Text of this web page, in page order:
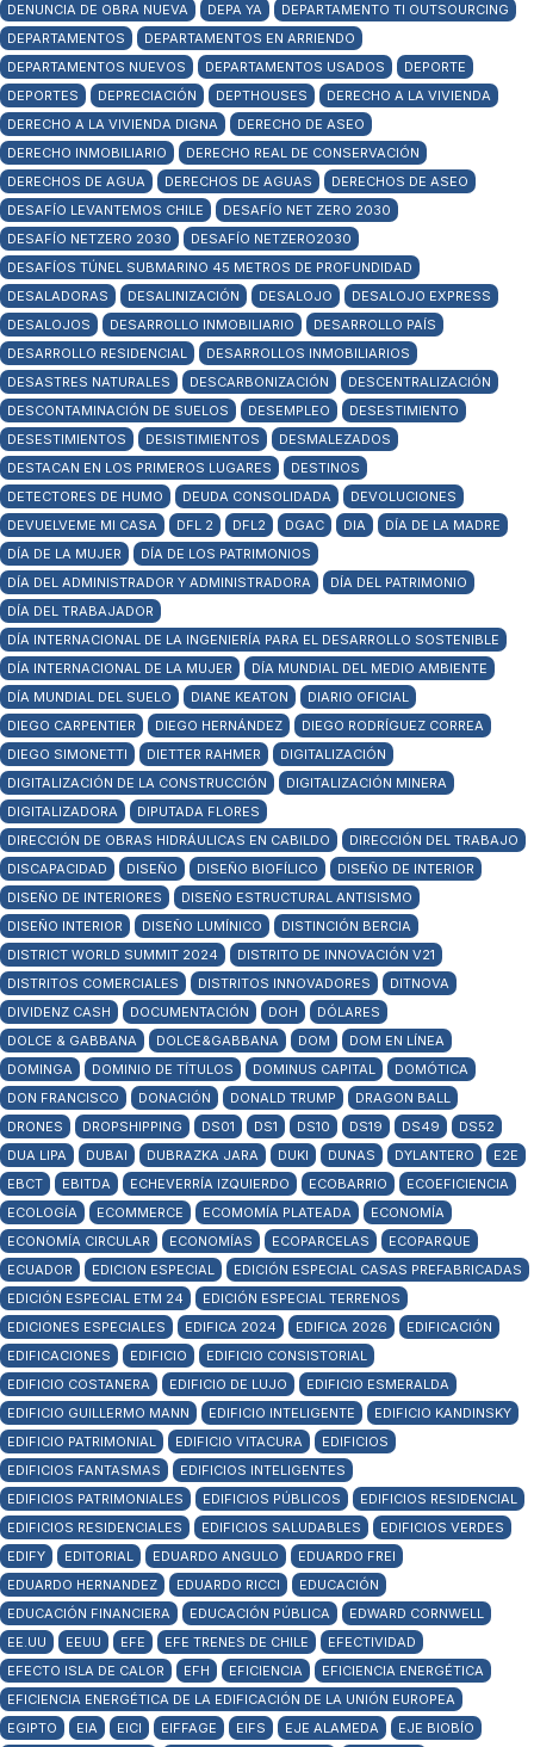
DENUNCIA DE OBRA NUEVA
DEPA YA
DEPARTAMENTO TI OUTSOURCING
DEPARTAMENTOS
DEPARTAMENTOS EN ARRIENDO
DEPARTAMENTOS NUEVOS
DEPARTAMENTOS USADOS
DEPORTE
DEPORTES
DEPRECIACIÓN DEPTHOUSES
DERECHO A LA VIVIENDA
DERECHO A LA VIVIENDA DIGNA
DERECHO DE ASEO
DERECHO INMOBILIARIO
DERECHO REAL DE CONSERVACIÓN
DERECHOS DE AGUA
DERECHOS DE AGUAS
DERECHOS DE ASEO
DESAFÍO LEVANTEMOS CHILE
DESAFÍO NET ZERO 2030
DESAFÍO NETZERO 2030
DESAFÍO NETZERO2030
DESAFÍOS TÚNEL SUBMARINO 45 METROS DE PROFUNDIDAD
DESALADORAS
DESALINIZACIÓN DESALOJO
DESALOJO EXPRESS
DESALOJOS
DESARROLLO INMOBILIARIO
DESARROLLO PAÍS
DESARROLLO RESIDENCIAL
DESARROLLOS INMOBILIARIOS
DESASTRES NATURALES
DESCARBONIZACIÓN
DESCENTRALIZACIÓN
DESCONTAMINACIÓN DE SUELOS
DESEMPLEO
DESESTIMIENTO
DESESTIMIENTOS
DESISTIMIENTOS
DESMALEZADOS
DESTACAN EN LOS PRIMEROS LUGARES
DESTINOS
DETECTORES DE HUMO
DEUDA CONSOLIDADA
DEVOLUCIONES
DEVUELVEME MI CASA
DFL 2 DFL2 DGAC DIA
DÍA DE LA MADRE
DÍA DE LA MUJER
DÍA DE LOS PATRIMONIOS
DÍA DEL ADMINISTRADOR Y ADMINISTRADORA
DÍA DEL PATRIMONIO
DÍA DEL TRABAJADOR
DÍA INTERNACIONAL DE LA INGENIERÍA PARA EL DESARROLLO SOSTENIBLE
DÍA INTERNACIONAL DE LA MUJER
DÍA MUNDIAL DEL MEDIO AMBIENTE
DÍA MUNDIAL DEL SUELO
DIANE KEATON
DIARIO OFICIAL
DIEGO CARPENTIER
DIEGO HERNÁNDEZ
DIEGO RODRÍGUEZ CORREA
DIEGO SIMONETTI
DIETTER RAHMER
DIGITALIZACIÓN
DIGITALIZACIÓN DE LA CONSTRUCCIÓN
DIGITALIZACIÓN MINERA
DIGITALIZADORA
DIPUTADA FLORES
DIRECCIÓN DE OBRAS HIDRÁULICAS EN CABILDO
DIRECCIÓN DEL TRABAJO
DISCAPACIDAD
DISEÑO DISEÑO BIOFÍLICO
DISEÑO DE INTERIOR
DISEÑO DE INTERIORES
DISEÑO ESTRUCTURAL ANTISISMO
DISEÑO INTERIOR
DISEÑO LUMÍNICO
DISTINCIÓN BERCIA
DISTRICT WORLD SUMMIT 2024
DISTRITO DE INNOVACIÓN V21
DISTRITOS COMERCIALES
DISTRITOS INNOVADORES
DITNOVA
DIVIDENZ CASH
DOCUMENTACIÓN DOH
DÓLARES
DOLCE & GABBANA
DOLCE&GABBANA DOM
DOM EN LÍNEA
DOMINGA
DOMINIO DE TÍTULOS DOMINUS CAPITAL
DOMÓTICA
DON FRANCISCO
DONACIÓN DONALD TRUMP
DRAGON BALL
DRONES
DROPSHIPPING DS01 DS1 DS10 DS19 DS49
DS52
DUA LIPA
DUBAI DUBRAZKA JARA DUKI DUNAS DYLANTERO
E2E
EBCT
EBITDA ECHEVERRÍA IZQUIERDO ECOBARRIO
ECOEFICIENCIA
ECOLOGÍA
ECOMMERCE ECOMOMÍA PLATEADA
ECONOMÍA
ECONOMÍA CIRCULAR
ECONOMÍAS ECOPARCELAS
ECOPARQUE
ECUADOR
EDICION ESPECIAL
EDICIÓN ESPECIAL CASAS PREFABRICADAS
EDICIÓN ESPECIAL ETM 24
EDICIÓN ESPECIAL TERRENOS
EDICIONES ESPECIALES
EDIFICA 2024 EDIFICA 2026
EDIFICACIÓN
EDIFICACIONES
EDIFICIO
EDIFICIO CONSISTORIAL
EDIFICIO COSTANERA
EDIFICIO DE LUJO
EDIFICIO ESMERALDA
EDIFICIO GUILLERMO MANN
EDIFICIO INTELIGENTE
EDIFICIO KANDINSKY
EDIFICIO PATRIMONIAL
EDIFICIO VITACURA
EDIFICIOS
EDIFICIOS FANTASMAS
EDIFICIOS INTELIGENTES
EDIFICIOS PATRIMONIALES
EDIFICIOS PÚBLICOS
EDIFICIOS RESIDENCIAL
EDIFICIOS RESIDENCIALES
EDIFICIOS SALUDABLES
EDIFICIOS VERDES
EDIFY
EDITORIAL EDUARDO ANGULO
EDUARDO FREI
EDUARDO HERNANDEZ
EDUARDO RICCI
EDUCACIÓN
EDUCACIÓN FINANCIERA
EDUCACIÓN PÚBLICA
EDWARD CORNWELL
EE.UU
EEUU EFE EFE TRENES DE CHILE
EFECTIVIDAD
EFECTO ISLA DE CALOR
EFH EFICIENCIA
EFICIENCIA ENERGÉTICA
EFICIENCIA ENERGÉTICA DE LA EDIFICACIÓN DE LA UNIÓN EUROPEA
EGIPTO
EIA EICI EIFFAGE EIFS EJE ALAMEDA
EJE BIOBÍO